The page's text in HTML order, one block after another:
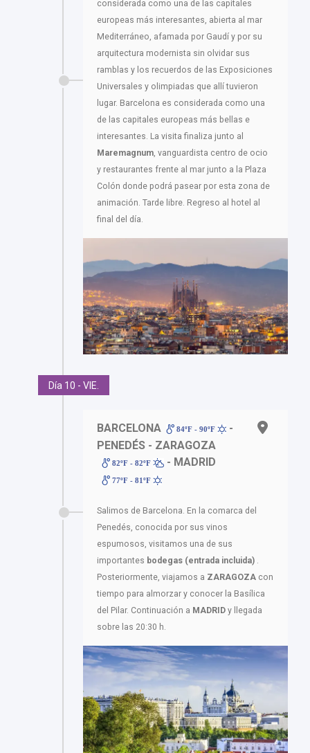
considerada como una de las capitales
europeas más interesantes, abierta al mar
Mediterráneo, afamada por Gaudí y por su
arquitectura modernista sin olvidar sus
ramblas y los recuerdos de las Exposiciones
Universales y olimpiadas que allí tuvieron
lugar. Barcelona es considerada como una
de las capitales europeas más bellas e
interesantes. La visita finaliza junto al
Maremagnum, vanguardista centro de ocio
y restaurantes frente al mar junto a la Plaza
Colón donde podrá pasear por esta zona de
animación. Tarde libre. Regreso al hotel al
final del día.
Día 10 - VIE.
BARCELONA 84ºF - 90ºF
-
PENEDÉS - ZARAGOZA
82ºF - 82ºF - MADRID
77ºF - 81ºF
Salimos de Barcelona. En la comarca del
Penedés, conocida por sus vinos
espumosos, visitamos una de sus
importantes bodegas (entrada incluida) .
Posteriormente, viajamos a ZARAGOZA con
tiempo para almorzar y conocer la Basílica
del Pilar. Continuación a MADRID y llegada
sobre las 20:30 h.